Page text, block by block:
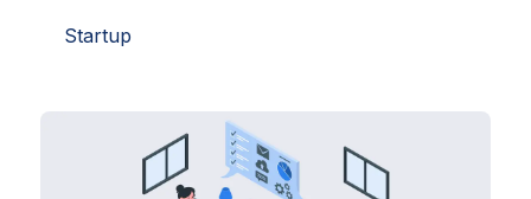
Startup